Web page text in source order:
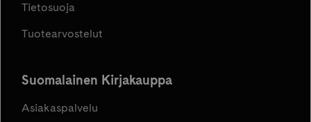
Tietosuoja
Tuotearvostelut
Suomalainen Kirjakauppa
Asiakaspalvelu